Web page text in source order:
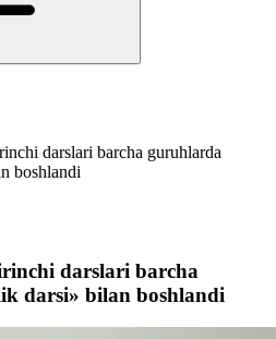
darslari barcha guruhlarda
boshlandi
darslari barcha
darsi» bilan boshlandi